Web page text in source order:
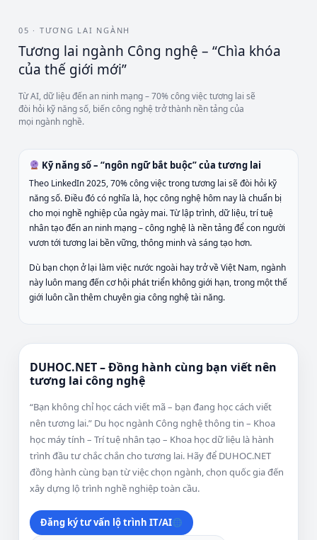
05 · TƯƠNG LAI NGÀNH
Tương lai ngành Công nghệ – “Chìa khóa
của thế giới mới”
Từ AI, dữ liệu đến an ninh mạng – 70% công việc tương lai sẽ
đòi hỏi kỹ năng số, biến công nghệ trở thành nền tảng của
mọi ngành nghề.
Kỹ năng số – “ngôn ngữ bắt buộc” của tương lai
Theo LinkedIn 2025, 70% công việc trong tương lai sẽ đòi hỏi kỹ
năng số. Điều đó có nghĩa là, học công nghệ hôm nay là chuẩn bị
cho mọi nghề nghiệp của ngày mai. Từ lập trình, dữ liệu, trí tuệ
nhân tạo đến an ninh mạng – công nghệ là nền tảng để con người
vươn tới tương lai bền vững, thông minh và sáng tạo hơn.
Dù bạn chọn ở lại làm việc nước ngoài hay trở về Việt Nam, ngành
này luôn mang đến cơ hội phát triển không giới hạn, trong một thế
giới luôn cần thêm chuyên gia công nghệ tài năng.
DUHOC.NET – Đồng hành cùng bạn viết nên
tương lai công nghệ
“Bạn không chỉ học cách viết mã – bạn đang học cách viết
nên tương lai.” Du học ngành Công nghệ thông tin – Khoa
học máy tính – Trí tuệ nhân tạo – Khoa học dữ liệu là hành
trình đầu tư chắc chắn cho tương lai. Hãy để DUHOC.NET
đồng hành cùng bạn từ việc chọn ngành, chọn quốc gia đến
xây dựng lộ trình nghề nghiệp toàn cầu.
Đăng ký tư vấn lộ trình IT/AI